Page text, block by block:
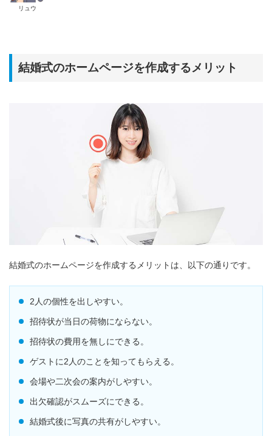
リュウ
結婚式のホームページを作成するメリット
結婚式のホームページを作成するメリットは、以下の通りです。
2人の個性を出しやすい。
招待状が当日の荷物にならない。
招待状の費用を無しにできる。
ゲストに2人のことを知ってもらえる。
会場や二次会の案内がしやすい。
出欠確認がスムーズにできる。
結婚式後に写真の共有がしやすい。